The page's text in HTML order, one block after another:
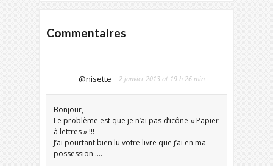
Commentaires
@nisette 2 janvier 2013 at 19 h 26 min
Bonjour,
Le problème est que je n’ai pas d’icône « Papier
à lettres » !!!
J’ai pourtant bien lu votre livre que j’ai en ma
possession ….